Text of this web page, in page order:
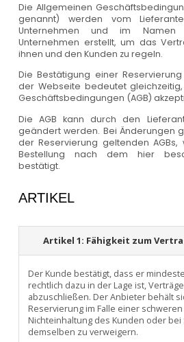
Die Allgemeinen
genannt) werden vom
Unternehmen und im Namen
Unternehmen erstellt, um das
ihnen und den Kunden zu regeln.
Die Bestätigung einer
der Webseite bedeutet
Geschäftsbedingungen (AGB)
Die AGB kann durch den
geändert werden. Bei Änderungen
der Reservierung geltenden
Bestellung nach dem hier
bestätigt.
ARTIKEL
Artikel 1: Fähigkeit zum
Der Kunde bestätigt, dass er
rechtlich dazu in der Lage ist,
abzuschließen. Der Anbieter behält
Reservierung im Falle einer
Nichteinhaltung des Kunden oder
demselben zu verweigern.